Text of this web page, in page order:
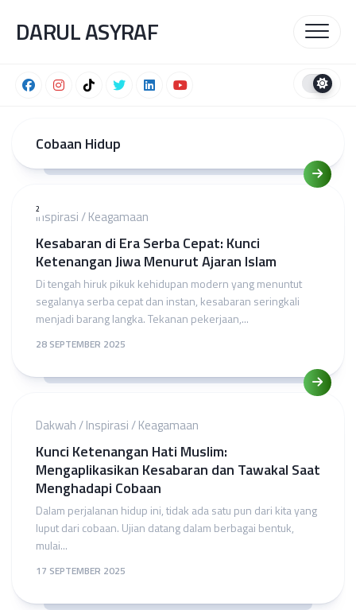
content
DARUL ASYRAF
Cobaan Hidup
2Inspirasi/Keagamaan
Kesabaran di Era Serba Cepat: Kunci
Ketenangan Jiwa Menurut Ajaran Islam
Di tengah hiruk pikuk kehidupan modern yang menuntut
segalanya serba cepat dan instan, kesabaran seringkali
menjadi barang langka. Tekanan pekerjaan,...
28 SEPTEMBER 2025
Dakwah/Inspirasi/Keagamaan
Kunci Ketenangan Hati Muslim:
Mengaplikasikan Kesabaran dan Tawakal Saat
Menghadapi Cobaan
Dalam perjalanan hidup ini, tidak ada satu pun dari kita yang
luput dari cobaan. Ujian datang dalam berbagai bentuk,
mulai...
17 SEPTEMBER 2025